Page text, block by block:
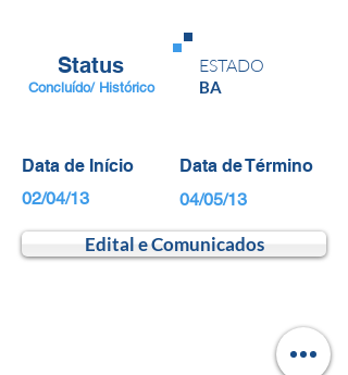
Status
Concluído/ Histórico
ESTADO
BA
Data de Início
02/04/13
Data de Término
04/05/13
Edital e Comunicados